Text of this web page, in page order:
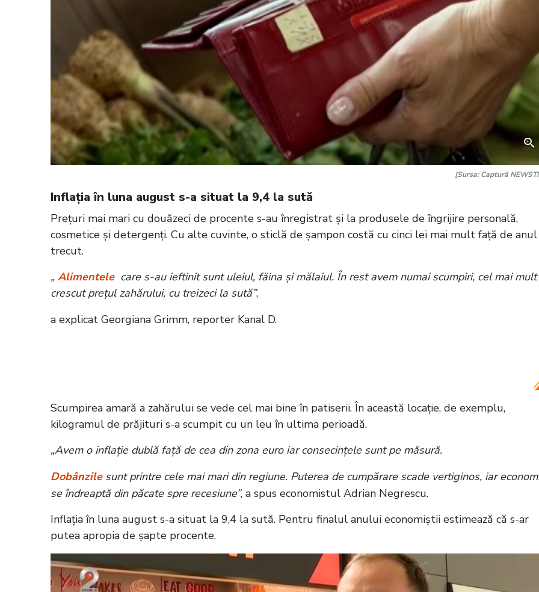
[Sursa: Captură
Inflația în luna august s-a situat la 9,4 la sută
Prețuri mai mari cu douăzeci de procente s-au înregistrat și la produsele de îngrijire personală,
cosmetice și detergenți. Cu alte cuvinte, o sticlă de șampon costă cu cinci lei mai mult față de anul
trecut.
„ Alimentele care s-au ieftinit sunt uleiul, făina și mălaiul. În rest avem numai scumpiri, cel mai
crescut prețul zahărului, cu treizeci la sută”,
a explicat Georgiana Grimm, reporter Kanal D.
Scumpirea amară a zahărului se vede cel mai bine în patiserii. În această locație, de exemplu,
kilogramul de prăjituri s-a scumpit cu un leu în ultima perioadă.
„Avem o inflație dublă față de cea din zona euro iar consecințele sunt pe măsură.
Dobânzilesunt printre cele mai mari din regiune. Puterea de cumpărare scade vertiginos, iar
se îndreaptă din păcate spre recesiune”, a spus economistul Adrian Negrescu.
Inflația în luna august s-a situat la 9,4 la sută. Pentru finalul anului economiștii estimează că s-ar
putea apropia de șapte procente.